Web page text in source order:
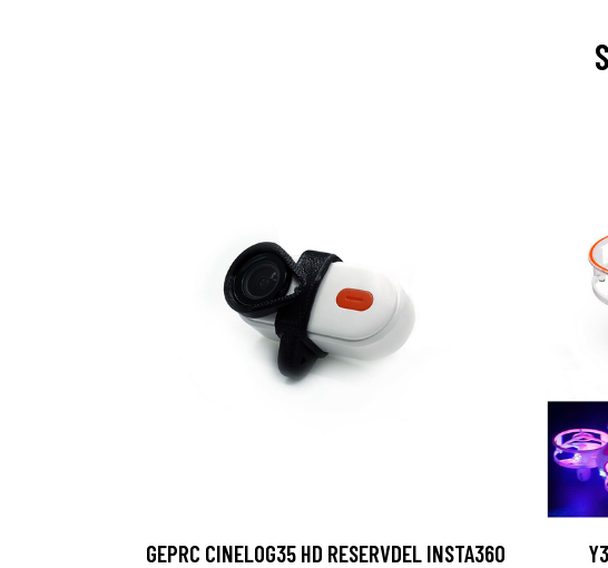
GEPRC CINELOG35 HD RESERVDEL INSTA360